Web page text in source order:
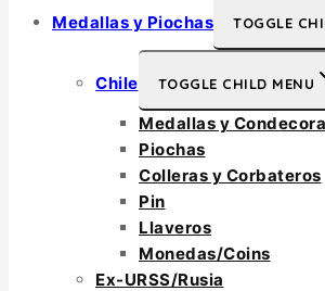
Medallas y Piochas TOGGLE
Chile TOGGLE CHILD MENU
Medallas y
Piochas
Colleras y Corbateros
Pin
Llaveros
Monedas/Coins
Ex-URSS/Rusia